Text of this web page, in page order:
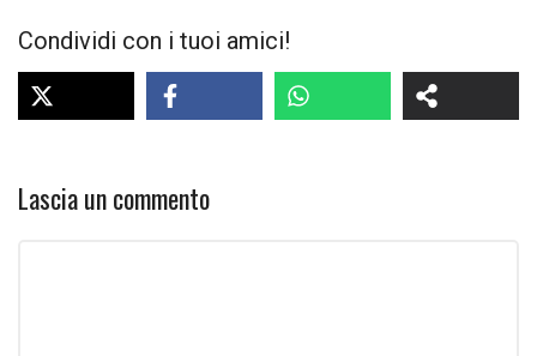
Condividi con i tuoi amici!
Lascia un commento